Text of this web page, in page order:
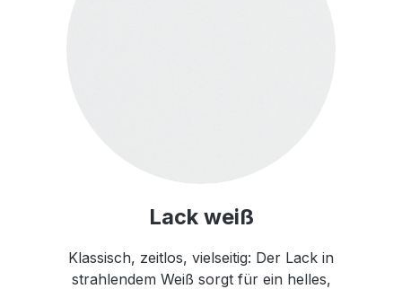
Lack weiß
Klassisch, zeitlos, vielseitig: Der Lack in
strahlendem Weiß sorgt für ein helles,